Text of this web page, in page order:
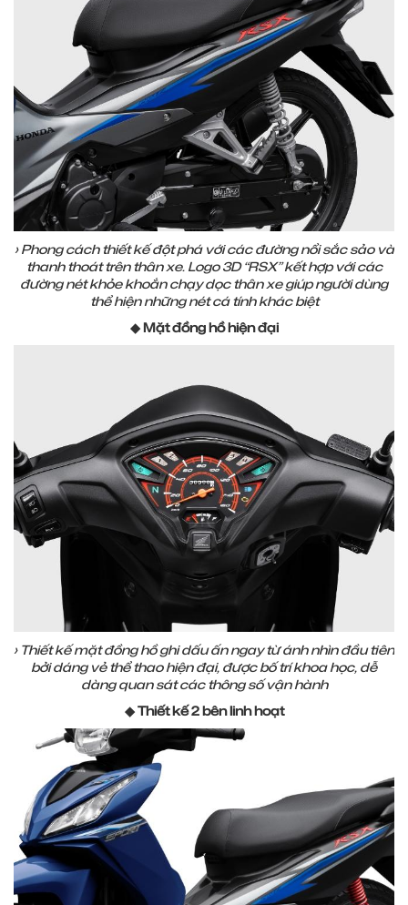
› Phong cách thiết kế đột phá với các đường nổi sắc sảo và
thanh thoát trên thân xe. Logo 3D “RSX” kết hợp với các
đường nét khỏe khoắn chạy dọc thân xe giúp người dùng
thể hiện những nét cá tính khác biệt
◆ Mặt đồng hồ hiện đại
› Thiết kế mặt đồng hồ ghi dấu ấn ngay từ ánh nhìn đầu tiên
bởi dáng vẻ thể thao hiện đại, được bố trí khoa học, dễ
dàng quan sát các thông số vận hành
◆ Thiết kế 2 bên linh hoạt